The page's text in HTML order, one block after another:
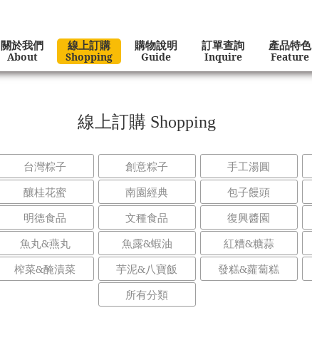
關於我們
About
線上訂購
Shopping
購物說明
Guide
訂單查詢
Inquire
產品特色
Feature
線上訂購 Shopping
台灣粽子 創意粽子 手工湯圓
釀桂花蜜 南園經典 包子饅頭
明德食品 文種食品 復興醬園
魚丸&燕丸 魚露&蝦油 紅糟&糖蒜
榨菜&醃漬菜 芋泥&八寶飯 發糕&蘿蔔糕
所有分類